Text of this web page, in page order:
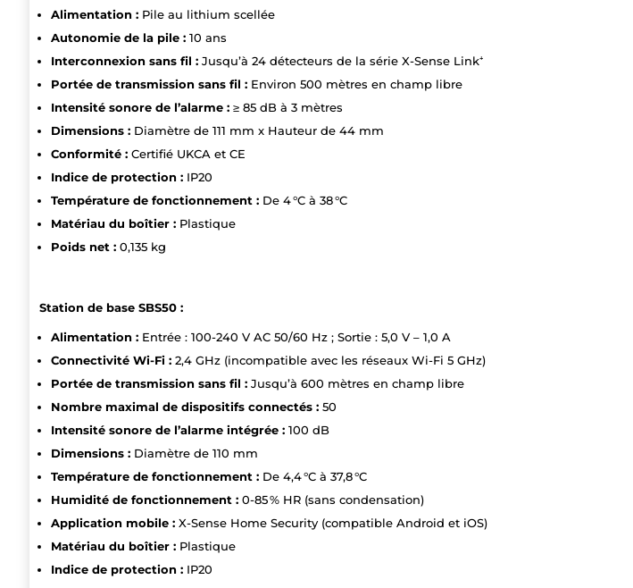
Alimentation : Pile au lithium scellée
Autonomie de la pile : 10 ans
Interconnexion sans fil : Jusqu’à 24 détecteurs de la série X-Sense Link⁺
Portée de transmission sans fil : Environ 500 mètres en champ libre
Intensité sonore de l’alarme : ≥ 85 dB à 3 mètres
Dimensions : Diamètre de 111 mm x Hauteur de 44 mm
Conformité : Certifié UKCA et CE
Indice de protection : IP20
Température de fonctionnement : De 4 °C à 38 °C
Matériau du boîtier : Plastique
Poids net : 0,135 kg
Station de base SBS50 :
Alimentation : Entrée : 100-240 V AC 50/60 Hz ; Sortie : 5,0 V – 1,0 A
Connectivité Wi-Fi : 2,4 GHz (incompatible avec les réseaux Wi-Fi 5 GHz)
Portée de transmission sans fil : Jusqu’à 600 mètres en champ libre
Nombre maximal de dispositifs connectés : 50
Intensité sonore de l’alarme intégrée : 100 dB
Dimensions : Diamètre de 110 mm
Température de fonctionnement : De 4,4 °C à 37,8 °C
Humidité de fonctionnement : 0-85 % HR (sans condensation)
Application mobile : X-Sense Home Security (compatible Android et iOS)
Matériau du boîtier : Plastique
Indice de protection : IP20